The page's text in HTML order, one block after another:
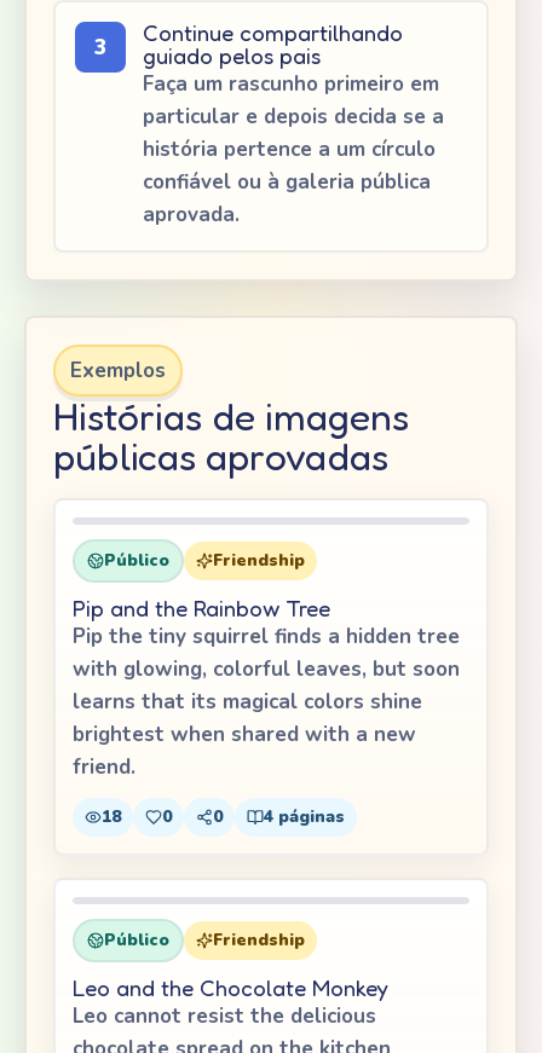
3
Continue compartilhando
guiado pelos pais
Faça um rascunho primeiro em
particular e depois decida se a
história pertence a um círculo
confiável ou à galeria pública
aprovada.
Exemplos
Histórias de imagens
públicas aprovadas
Público Friendship
Pip and the Rainbow Tree
Pip the tiny squirrel finds a hidden tree
with glowing, colorful leaves, but soon
learns that its magical colors shine
brightest when shared with a new
friend.
18 0 0 4 páginas
Público Friendship
Leo and the Chocolate Monkey
Leo cannot resist the delicious